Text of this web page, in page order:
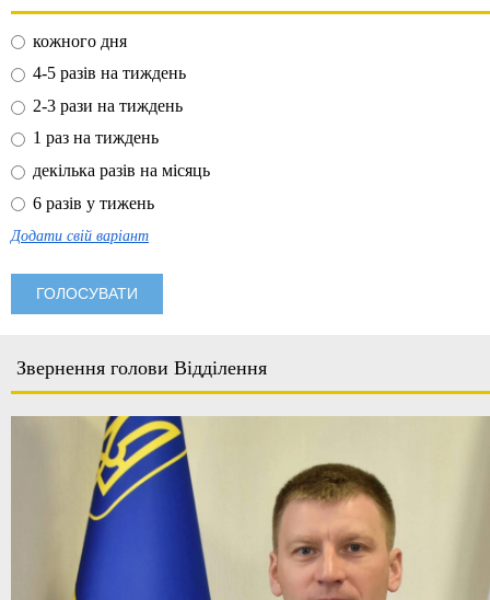
кожного дня
4-5 разів на тиждень
2-3 рази на тиждень
1 раз на тиждень
декілька разів на місяць
6 разів у тижень
Додати свій варіант
Звернення голови Відділення